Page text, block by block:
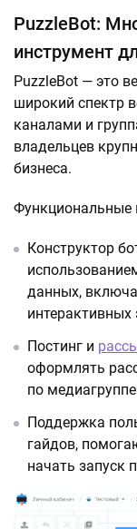
PuzzleBot:
инструмент
PuzzleBot — это
широкий спектр
каналами и
владельцев
бизнеса.
Функциональные
Конструктор
данных,
интерактивных
Постинг и
оформлять
по
Поддержка
гайдов,
начать запуск